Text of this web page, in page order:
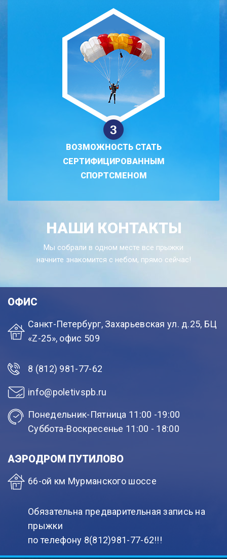
ВОЗМОЖНОСТЬ СТАТЬ
СЕРТИФИЦИРОВАННЫМ
СПОРТСМЕНОМ
НАШИ КОНТАКТЫ
Мы собрали в одном месте все прыжки
начните знакомится с небом, прямо сейчас!
ОФИС
Санкт-Петербург, Захарьевская ул. д.25, БЦ
«Z-25», офис 509
8 (812) 981-77-62
info@poletivspb.ru
Понедельник-Пятница 11:00 -19:00
Суббота-Воскресенье 11:00 - 18:00
АЭРОДРОМ ПУТИЛОВО
66-ой км Мурманского шоссе
Обязательна предварительная запись на
прыжки
по телефону 8(812)981-77-62!!!